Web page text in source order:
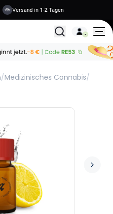
Versand in 1-2 Tagen
Alle
/Medizinisches Cannabis/